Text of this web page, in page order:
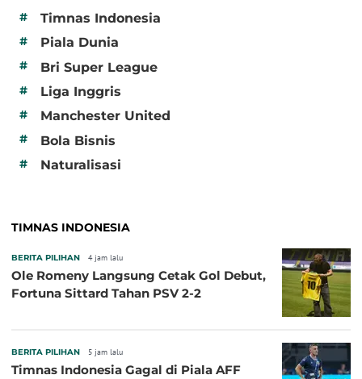
#
Timnas Indonesia
# Piala Dunia
# Bri Super League
# Liga Inggris
# Manchester United
# Bola Bisnis
# Naturalisasi
TIMNAS INDONESIA
BERITA PILIHAN 4 jam lalu
Ole Romeny Langsung Cetak Gol Debut,
Fortuna Sittard Tahan PSV 2-2
BERITA PILIHAN 5 jam lalu
Timnas Indonesia Gagal di Piala AFF